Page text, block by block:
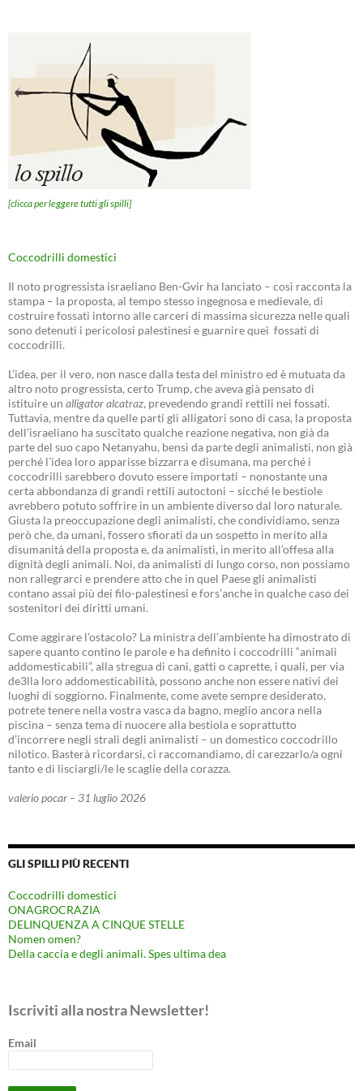
[clicca per leggere tutti gli spilli]
Coccodrilli domestici
Il noto progressista israeliano Ben-Gvir ha lanciato – così racconta la
stampa – la proposta, al tempo stesso ingegnosa e medievale, di
costruire fossati intorno alle carceri di massima sicurezza nelle quali
sono detenuti i pericolosi palestinesi e guarnire quei fossati di
coccodrilli.
L’idea, per il vero, non nasce dalla testa del ministro ed è mutuata da
altro noto progressista, certo Trump, che aveva già pensato di
istituire un alligator alcatraz, prevedendo grandi rettili nei fossati.
Tuttavia, mentre da quelle parti gli alligatori sono di casa, la proposta
dell’israeliano ha suscitato qualche reazione negativa, non già da
parte del suo capo Netanyahu, bensì da parte degli animalisti, non già
perché l’idea loro apparisse bizzarra e disumana, ma perché i
coccodrilli sarebbero dovuto essere importati – nonostante una
certa abbondanza di grandi rettili autoctoni – sicché le bestiole
avrebbero potuto soffrire in un ambiente diverso dal loro naturale.
Giusta la preoccupazione degli animalisti, che condividiamo, senza
però che, da umani, fossero sfiorati da un sospetto in merito alla
disumanità della proposta e, da animalisti, in merito all’offesa alla
dignità degli animali. Noi, da animalisti di lungo corso, non possiamo
non rallegrarci e prendere atto che in quel Paese gli animalisti
contano assai più dei filo-palestinesi e fors’anche in qualche caso dei
sostenitori dei diritti umani.
Come aggirare l’ostacolo? La ministra dell’ambiente ha dimostrato di
sapere quanto contino le parole e ha definito i coccodrilli “animali
addomesticabili”, alla stregua di cani, gatti o caprette, i quali, per via
de3lla loro addomesticabilità, possono anche non essere nativi dei
luoghi di soggiorno. Finalmente, come avete sempre desiderato,
potrete tenere nella vostra vasca da bagno, meglio ancora nella
piscina – senza tema di nuocere alla bestiola e soprattutto
d’incorrere negli strali degli animalisti – un domestico coccodrillo
nilotico. Basterà ricordarsi, ci raccomandiamo, di carezzarlo/a ogni
tanto e di lisciargli/le le scaglie della corazza.
valerio pocar – 31 luglio 2026
GLI SPILLI PIÙ RECENTI
Coccodrilli domestici
ONAGROCRAZIA
DELINQUENZA A CINQUE STELLE
Nomen omen?
Della caccia e degli animali. Spes ultima dea
Iscriviti alla nostra Newsletter!
Email